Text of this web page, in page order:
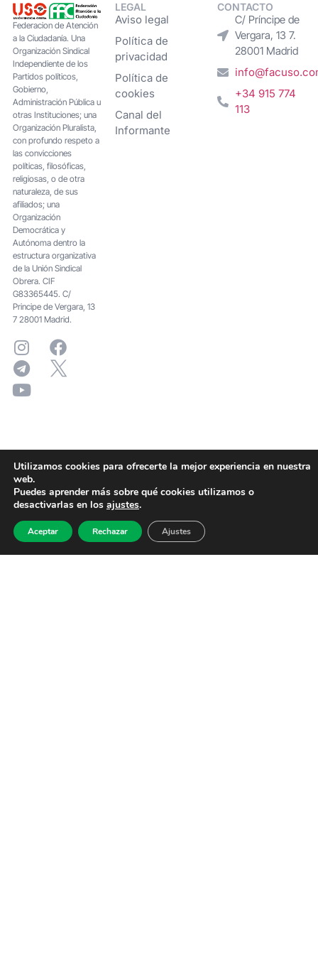
Federacion de Atención
a la Ciudadanía. Una
Organización Sindical
Independiente de los
Partidos políticos,
Gobierno,
Administración Pública u
otras Instituciones; una
Organización Pluralista,
con profundo respeto a
las convicciones
políticas, filosóficas,
religiosas, o de otra
naturaleza, de sus
afiliados; una
Organización
Democrática y
Autónoma dentro la
estructura organizativa
de la Unión Sindical
Obrera. CIF
G83365445. C/
Principe de Vergara, 13
7 28001 Madrid.
LEGAL
Aviso legal
Política de
privacidad
Política de
cookies
Canal del
Informante
CONTACTO
C/ Príncipe de
Vergara, 13 7.
28001 Madrid
+34 915 774
113
Utilizamos cookies para ofrecerte la mejor experiencia en nuestra
web.
Puedes aprender más sobre qué cookies utilizamos o
desactivarlas en los ajustes.
Aceptar Rechazar Ajustes